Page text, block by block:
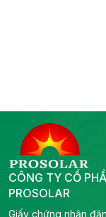
CÔNG TY CỔ
PROSOLAR
Giấy chứng nhận